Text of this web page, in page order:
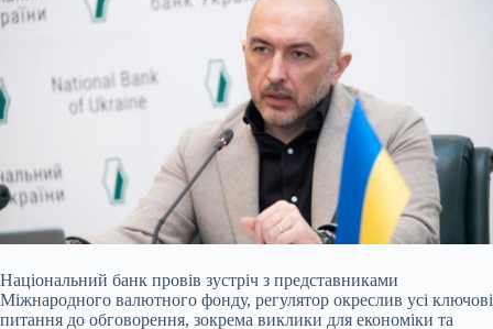
Національний банк провів зустріч з представниками
Міжнародного валютного фонду, регулятор окреслив усі ключові
питання до обговорення, зокрема виклики для економіки та